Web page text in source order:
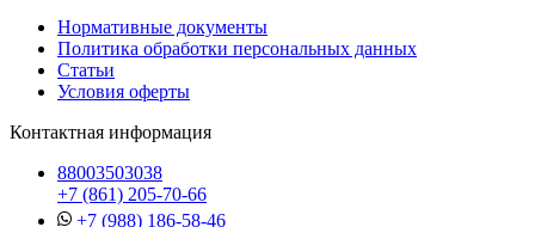
Нормативные документы
Политика обработки персональных данных
Статьи
Условия оферты
Контактная информация
88003503038
+7 (861) 205-70-66
+7 (988) 186-58-46